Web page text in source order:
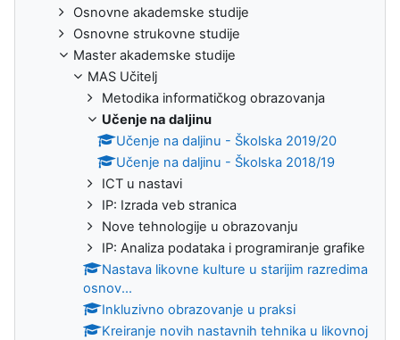
Osnovne akademske studije
Osnovne strukovne studije
Master akademske studije
MAS Učitelj
Metodika informatičkog obrazovanja
Učenje na daljinu
Učenje na daljinu - Školska 2019/20
Učenje na daljinu - Školska 2018/19
ICT u nastavi
IP: Izrada veb stranica
Nove tehnologije u obrazovanju
IP: Analiza podataka i programiranje grafike
Nastava likovne kulture u starijim razredima
osnov...
Inkluzivno obrazovanje u praksi
Kreiranje novih nastavnih tehnika u likovnoj